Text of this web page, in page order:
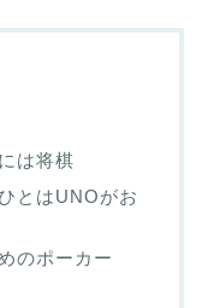
は将棋
とはUNOがお
のポーカー